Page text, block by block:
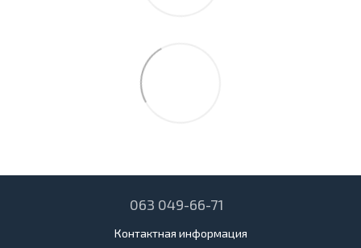
063 049-66-71
Контактная информация